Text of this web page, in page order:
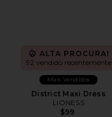
ALTA PROCURA!
92 vendido recentemente
Mais Vendidos
District Maxi Dress
LIONESS
$99